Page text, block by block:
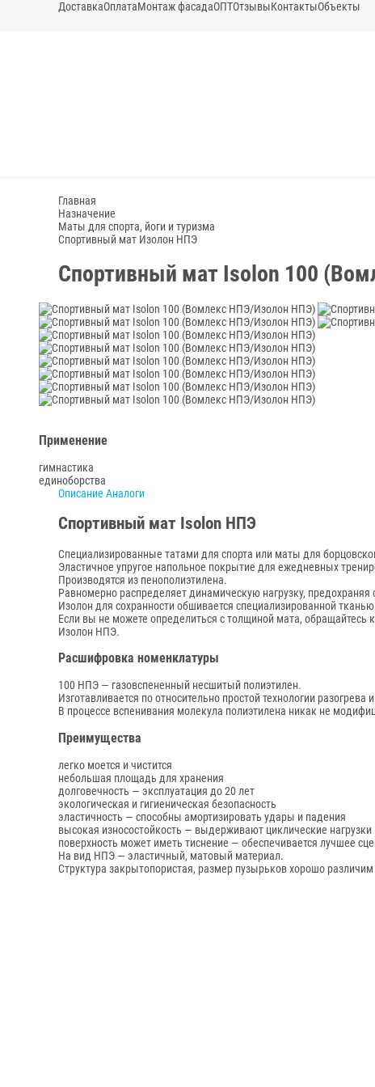
ДоставкаОплатаМонтаж фасадаОПТОтзывыКонтактыОбъекты
Главная
Назначение
Маты для спорта, йоги и туризма
Спортивный мат Изолон НПЭ
Спортивный мат Isolon 100
Применение
гимнастика
единоборства
Описание Аналоги
Спортивный мат Isolon НПЭ
Специализированные татами для спорта или маты для
Эластичное упругое напольное покрытие для ежедневных
Производятся из пенополиэтилена.
Равномерно распределяет динамическую нагрузку, предохраняя
Изолон для сохранности обшивается специализированной
Если вы не можете определиться с толщиной мата,
Изолон НПЭ.
Расшифровка номенклатуры
100 НПЭ — газовспененный несшитый полиэтилен.
Изготавливается по относительно простой технологии
В процессе вспенивания молекула полиэтилена никак не
Преимущества
легко моется и чистится
небольшая площадь для хранения
долговечность — эксплуатация до 20 лет
экологическая и гигиеническая безопасность
эластичность — способны амортизировать удары и падения
высокая износостойкость — выдерживают циклические нагрузки
поверхность может иметь тиснение — обеспечивается лучшее
На вид НПЭ — эластичный, матовый материал.
Структура закрытопористая, размер пузырьков хорошо